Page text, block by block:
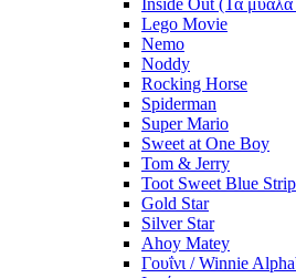
Lego Movie
Nemo
Noddy
Rocking Horse
Spiderman
Super Mario
Sweet at One Boy
Tom & Jerry
Toot Sweet Blue
Gold Star
Silver Star
Ahoy Matey
Γουΐνι / Winnie